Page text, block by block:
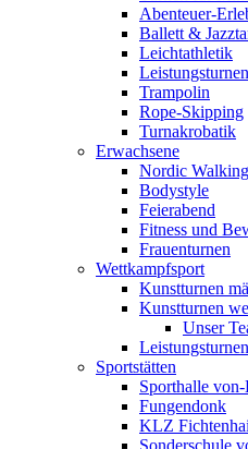
Abenteuer-
Ballett &
Leichtathletik
Trampolin
Rope-Skipping
Turnakrobatik
Erwachsene
Nordic Walking
Bodystyle
Feierabend
Fitness und
Frauenturnen
Wettkampfsport
Kunstturnen
Kunstturnen
Unser
Sportstätten
Sporthalle
Fungendonk
KLZ
Sonderschule